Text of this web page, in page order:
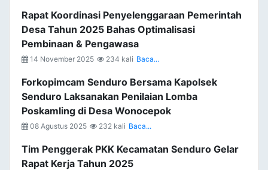
Rapat Koordinasi Penyelenggaraan Pemerintah
Desa Tahun 2025 Bahas Optimalisasi
Pembinaan & Pengawasa
14 November 2025 234 kali Baca...
Forkopimcam Senduro Bersama Kapolsek
Senduro Laksanakan Penilaian Lomba
Poskamling di Desa Wonocepok
08 Agustus 2025 232 kali Baca...
Tim Penggerak PKK Kecamatan Senduro Gelar
Rapat Kerja Tahun 2025